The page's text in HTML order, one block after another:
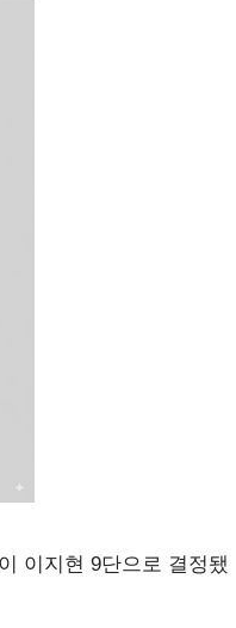
이지현 9단으로 결정됐